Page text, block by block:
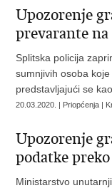
Upozorenje
prevarante
Splitska policija
sumnjivih osoba
predstavljajući se
20.03.2020. | Priopćenja |
Upozorenje
podatke
Ministarstvo